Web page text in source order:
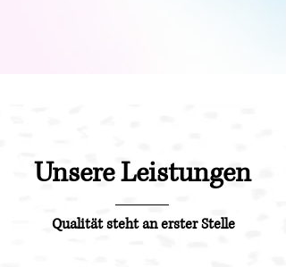
Unsere Leistungen
Qualität steht an erster Stelle